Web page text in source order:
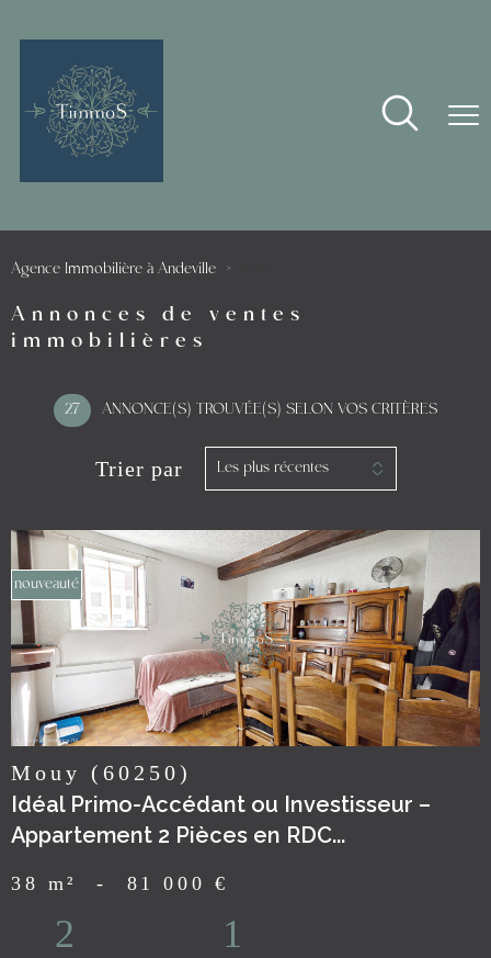
Agence Immobilière à Andeville
Annonces de ventes
immobilières
27 ANNONCE(S) TROUVÉE(S) SELON VOS CRITÈRES
Trier par Les plus récentes
nouveauté
voir le
bien
Mouy (60250)
Idéal Primo-Accédant ou Investisseur –
Appartement 2 Pièces en RDC...
38 m² - 81 000 €
2 1